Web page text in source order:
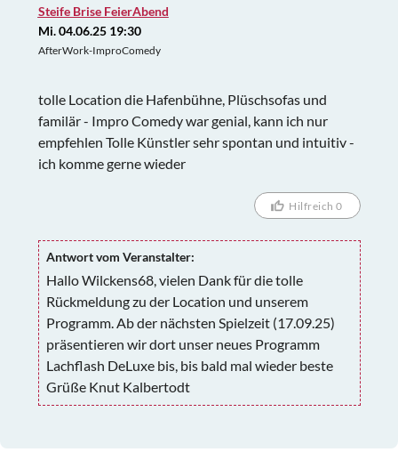
Steife Brise FeierAbend
Mi. 04.06.25 19:30
AfterWork-ImproComedy
tolle Location die Hafenbühne, Plüschsofas und
familär - Impro Comedy war genial, kann ich nur
empfehlen Tolle Künstler sehr spontan und intuitiv -
ich komme gerne wieder
Hilfreich 0
Antwort vom Veranstalter:
Hallo Wilckens68, vielen Dank für die tolle
Rückmeldung zu der Location und unserem
Programm. Ab der nächsten Spielzeit (17.09.25)
präsentieren wir dort unser neues Programm
Lachflash DeLuxe bis, bis bald mal wieder beste
Grüße Knut Kalbertodt